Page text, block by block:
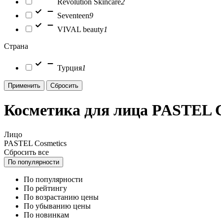
Revolution Skincare2
Seventeen9
VIVAL beauty1
Страна
Турция1
Применить Сбросить
Косметика для лица PASTEL
Лицо
PASTEL Cosmetics
Сбросить все
По популярности
По популярности
По рейтингу
По возрастанию цены
По убыванию цены
По новинкам